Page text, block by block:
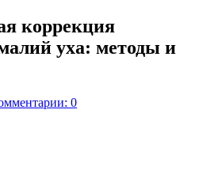
коррекция
уха: методы и
0